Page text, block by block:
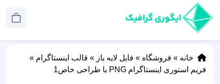
خانه » فروشگاه » فایل لایه باز » قالب اینستاگرام »
فریم استوری اینستاگرام PNG با طراحی خاص1